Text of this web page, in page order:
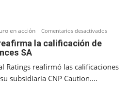
en acción Comentarios desactivadosen
la calificación de
SA
Ratings reafirmó las calificaciones
subsidiaria CNP Caution....